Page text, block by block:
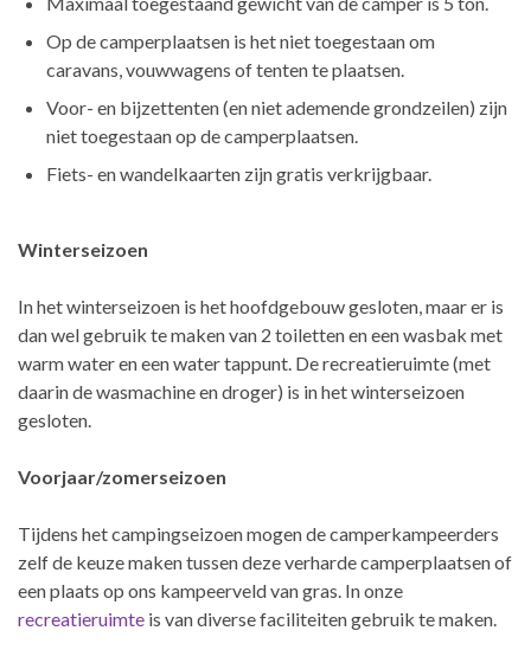
Op de camperplaatsen is het niet toegestaan om
caravans, vouwwagens of tenten te plaatsen.
Voor- en bijzettenten (en niet ademende grondzeilen) zijn
niet toegestaan op de camperplaatsen.
Fiets- en wandelkaarten zijn gratis verkrijgbaar.
Winterseizoen
In het winterseizoen is het hoofdgebouw gesloten, maar er is
dan wel gebruik te maken van 2 toiletten en een wasbak met
warm water en een water tappunt. De recreatieruimte (met
daarin de wasmachine en droger) is in het winterseizoen
gesloten.
Voorjaar/zomerseizoen
Tijdens het campingseizoen mogen de camperkampeerders
zelf de keuze maken tussen deze verharde camperplaatsen of
een plaats op ons kampeerveld van gras. In onze
recreatieruimte is van diverse faciliteiten gebruik te maken.